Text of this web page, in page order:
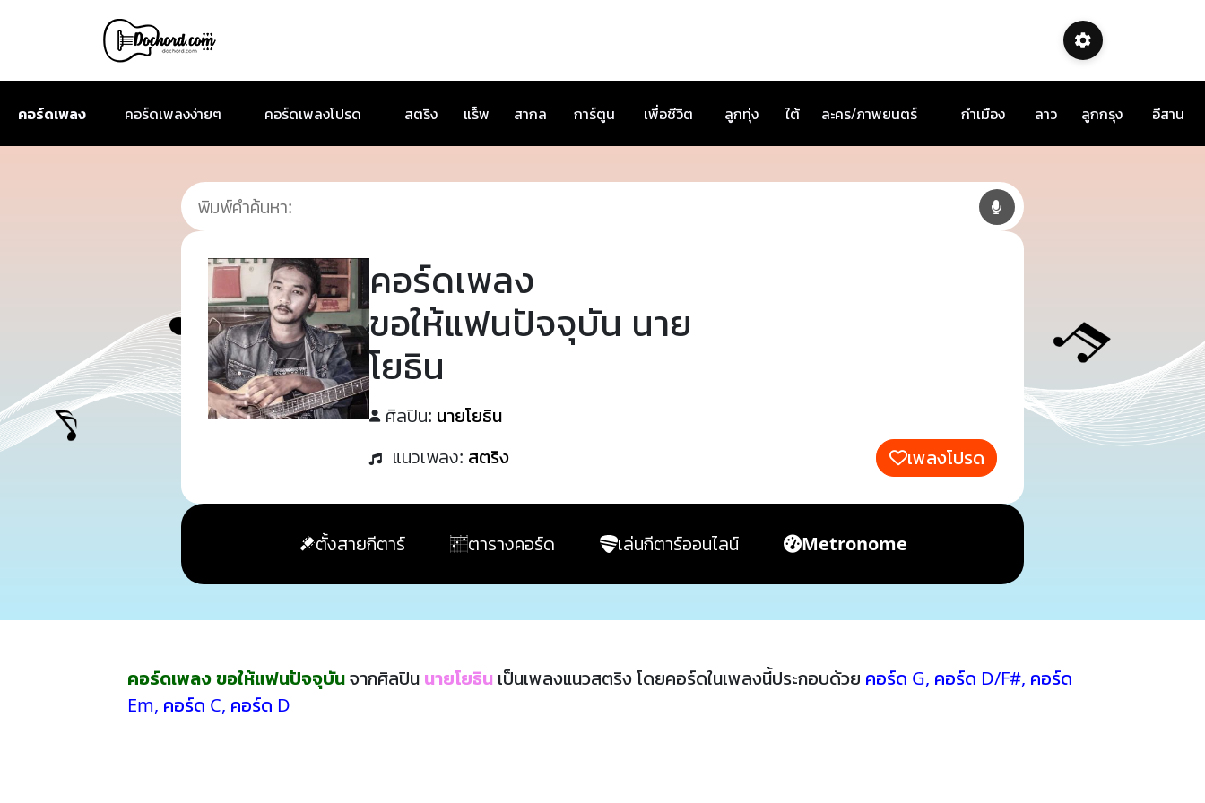
คอร์ดเพลง คอร์ดเพลงง่ายๆ คอร์ดเพลงโปรด สตริง แร็พ สากล การ์ตูน เพื่อชีวิต ลูกทุ่ง ใต้ ละคร/ภาพยนตร์ กำเมือง ลาว ลูกกรุง อีสาน
คอร์ดเพลง
ขอให้แฟนปัจจุบัน นาย
โยธิน
ศิลปิน: นายโยธิน
แนวเพลง: สตริง เพลงโปรด
ตั้งสายกีตาร์ ตารางคอร์ด เล่นกีตาร์ออนไลน์ Metronome
คอร์ดเพลง ขอให้แฟนปัจจุบันจากศิลปิน นายโยธิน เป็นเพลงแนวสตริง โดยคอร์ดในเพลงนี้ประกอบด้วย คอร์ด G, คอร์ด D/F#, คอร์ด
Em, คอร์ด C, คอร์ด D